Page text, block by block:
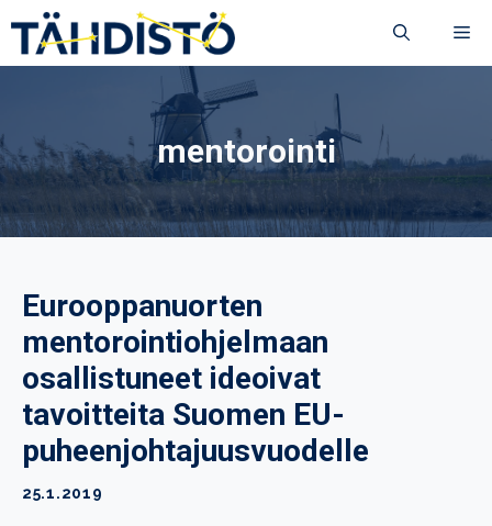
sisältöön
mentorointi
Eurooppanuorten
mentorointiohjelmaan
osallistuneet ideoivat
tavoitteita Suomen EU-
puheenjohtajuusvuodelle
25.1.2019